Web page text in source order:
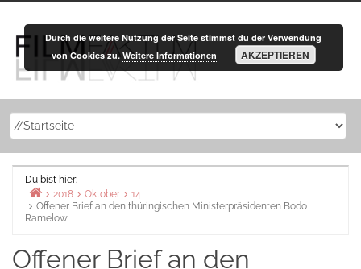
Inhalt
Du bist hier:
Home
2018 Oktober
14
Offener Brief an den thüringischen Ministerpräsidenten Bodo
Ramelow
Offener Brief an den
Durch die weitere Nutzung der Seite stimmst du der Verwendung
von Cookies zu. Weitere Informationen AKZEPTIEREN